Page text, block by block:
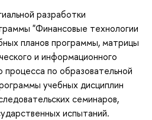
разработки
"Финансовые технологии
планов программы, матрицы
и информационного
процесса по образовательной
учебных дисциплин
семинаров,
испытаний.